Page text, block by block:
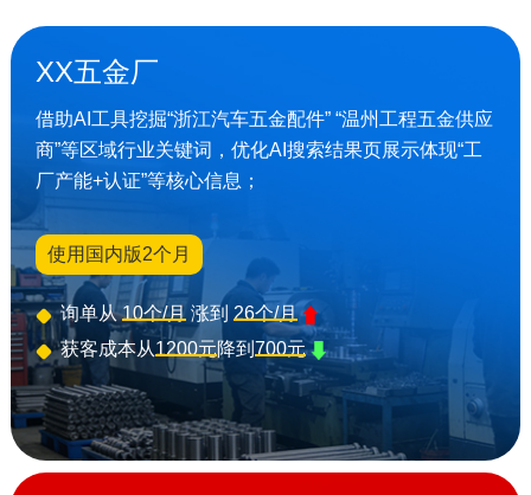
XX五金厂
借助AI工具挖掘“浙江汽车五金配件” “温州工程五金供应
商”等区域行业关键词，优化AI搜索结果页展示体现“工
厂产能+认证”等核心信息；
使用国内版2个月
询单从10个/月 涨到 26个/月
获客成本从1200元降到700元